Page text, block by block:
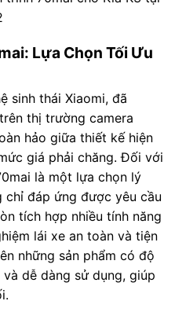
Lựa Chọn Tối Ưu
sinh thái Xiaomi, đã
thị trường camera
hảo giữa thiết kế hiện
giá phải chăng. Đối với
là một lựa chọn lý
chỉ đáp ứng được yêu cầu
tích hợp nhiều tính năng
lái xe an toàn và tiện
những sản phẩm có độ
dễ dàng sử dụng, giúp